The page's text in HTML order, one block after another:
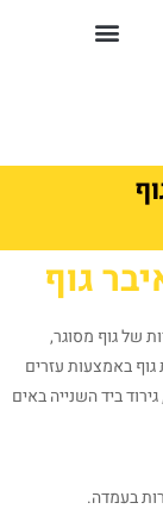
גוף
של גוף מסוגר,
גוף באמצעות עזרים
ביד השנייה באים
בעמדה.